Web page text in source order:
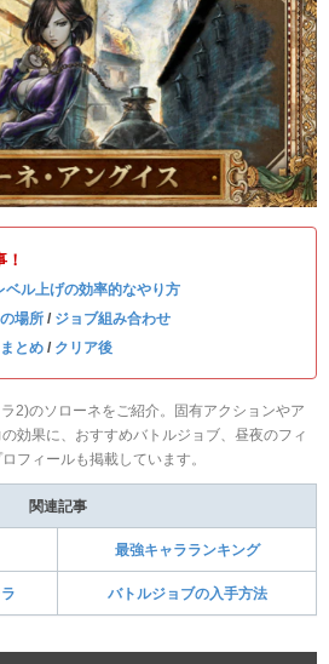
ベル上げの効率的なやり方
場所 / ジョブ組み合わせ
とめ / クリア後
2)のソローネをご紹介。固有アクションやア
効果に、おすすめバトルジョブ、昼夜のフィ
フィールも掲載しています。
関連記事
最強キャラランキング
バトルジョブの入手方法